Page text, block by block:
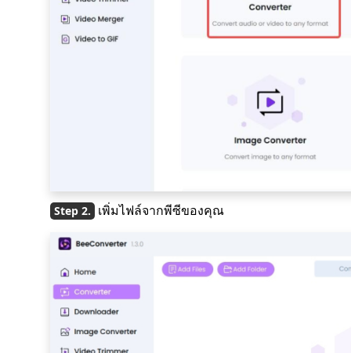
เพิ่มไฟล์จากพีซีของคุณ